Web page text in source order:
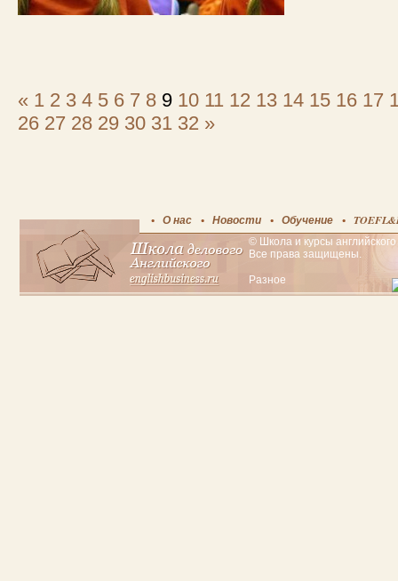
« 1 2 3 4 5 6 7 8 9 10 11 12 13 14 15 16 17
26 27 28 29 30 31 32 »
О нас Новости Обучение
© Школа и курсы
Все права защищены.
Разное